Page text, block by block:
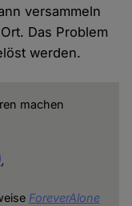
versammeln
Das Problem
werden.
machen
,
ForeverAlone